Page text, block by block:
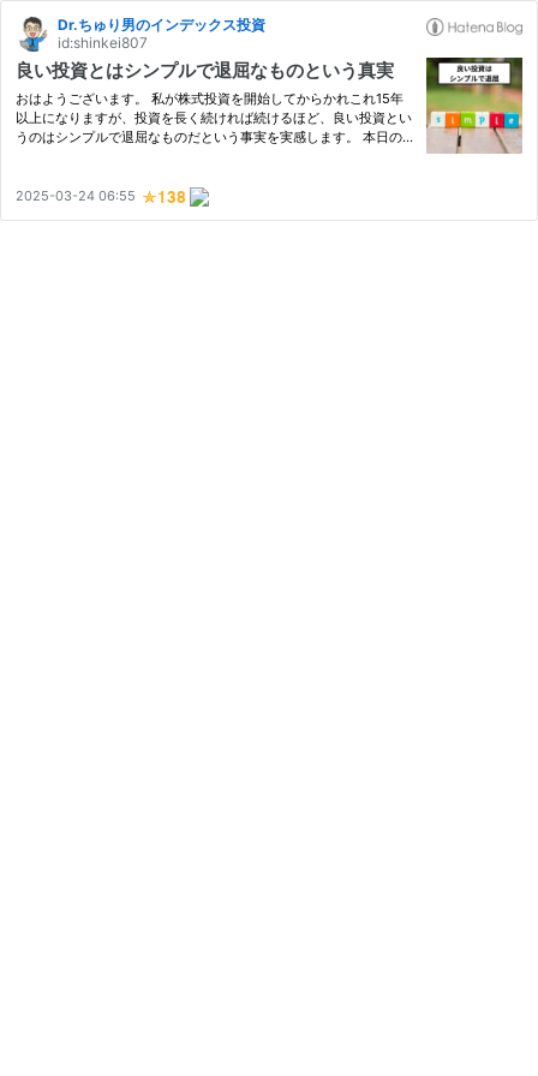
Dr.ちゅり男のインデックス投資
id:shinkei807
良い投資とはシンプルで退屈なものという真実
おはようございます。 私が株式投資を開始してからかれこれ15年
以上になりますが、投資を長く続ければ続けるほど、良い投資とい
うのはシンプルで退屈なものだという事実を実感します。 本日の
分…
2025-03-24 06:55